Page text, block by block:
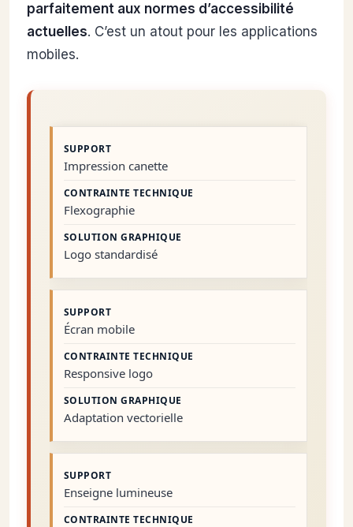
parfaitement aux normes d’accessibilité
actuelles. C’est un atout pour les applications
mobiles.
Impression canette
Flexographie
Logo standardisé
Écran mobile
Responsive logo
Adaptation vectorielle
Enseigne lumineuse